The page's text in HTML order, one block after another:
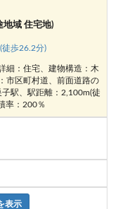
地域 住宅地)
徒歩26.2分)
細：住宅、建物構造：木
市区町村道、前面道路の
駅、駅距離：2,100m(徒
率：200％
表示